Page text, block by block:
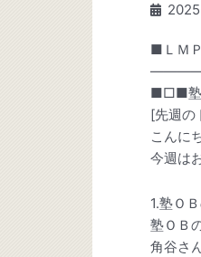
■ＬＭ
■□■塾
[先週の
こんに
今週は
1.塾Ｏ
塾ＯＢ
角谷さ